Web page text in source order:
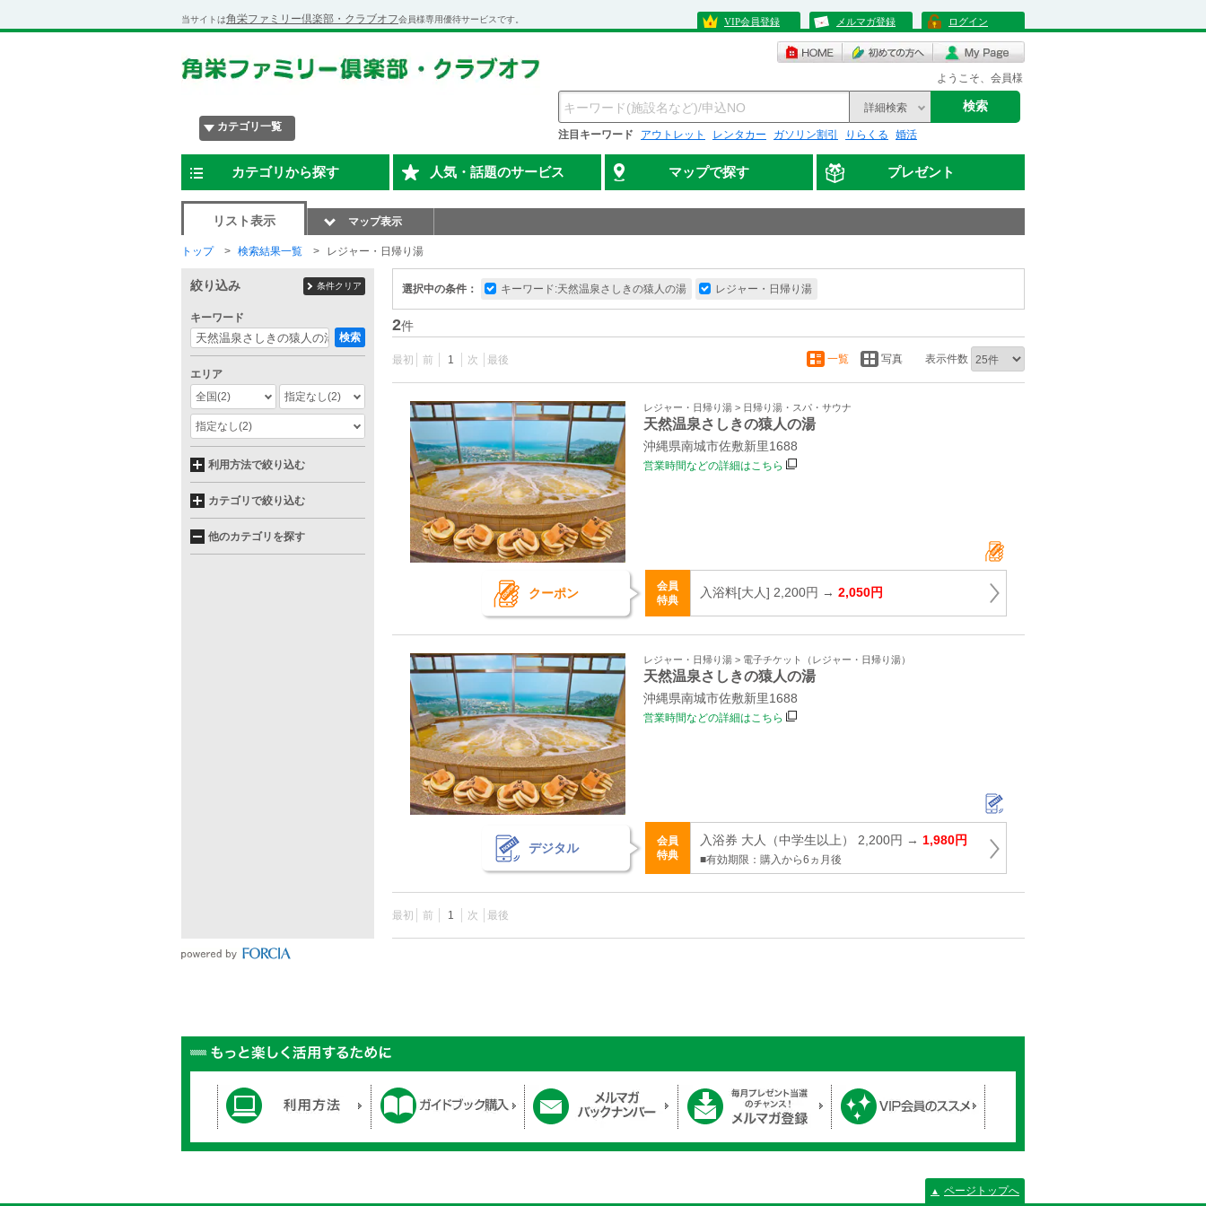
当サイトは角栄ファミリー倶楽部・クラブオフ会員様専用優待サービスです。 VIP会員登録 メルマガ登録 ログイン
ようこそ、会員様
カテゴリ一覧
詳細検索 検索
注目キーワード アウトレット レンタカー ガソリン割引 りらくる 婚活
カテゴリから探す 人気・話題のサービス マップで探す プレゼント
リスト表示 マップ表示
トップ 検索結果一覧 レジャー・日帰り湯
選択中の条件： キーワード:天然温泉さしきの猿人の湯 レジャー・日帰り湯
2件
最初 前 1 次 最後 一覧 写真 表示件数
レジャー・日帰り湯 > 日帰り湯・スパ・サウナ
天然温泉さしきの猿人の湯
沖縄県南城市佐敷新里1688
営業時間などの詳細はこちら
クーポン
会員
特典
入浴料[大人] 2,200円 → 2,050円
レジャー・日帰り湯 > 電子チケット（レジャー・日帰り湯）
天然温泉さしきの猿人の湯
沖縄県南城市佐敷新里1688
営業時間などの詳細はこちら
デジタル
会員
特典
入浴券 大人（中学生以上） 2,200円 → 1,980円
■有効期限：購入から6ヵ月後
最初 前 1 次 最後
絞り込み 条件クリア
キーワード
検索
エリア
全国(2) 指定なし(2)
指定なし(2)
利用方法で絞り込む
カテゴリで絞り込む
他のカテゴリを探す
▲ ページトップへ